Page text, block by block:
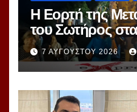
Η Εορτή της
του Σωτήρος
7 ΑΥΓΟΎΣΤΟΥ 2026